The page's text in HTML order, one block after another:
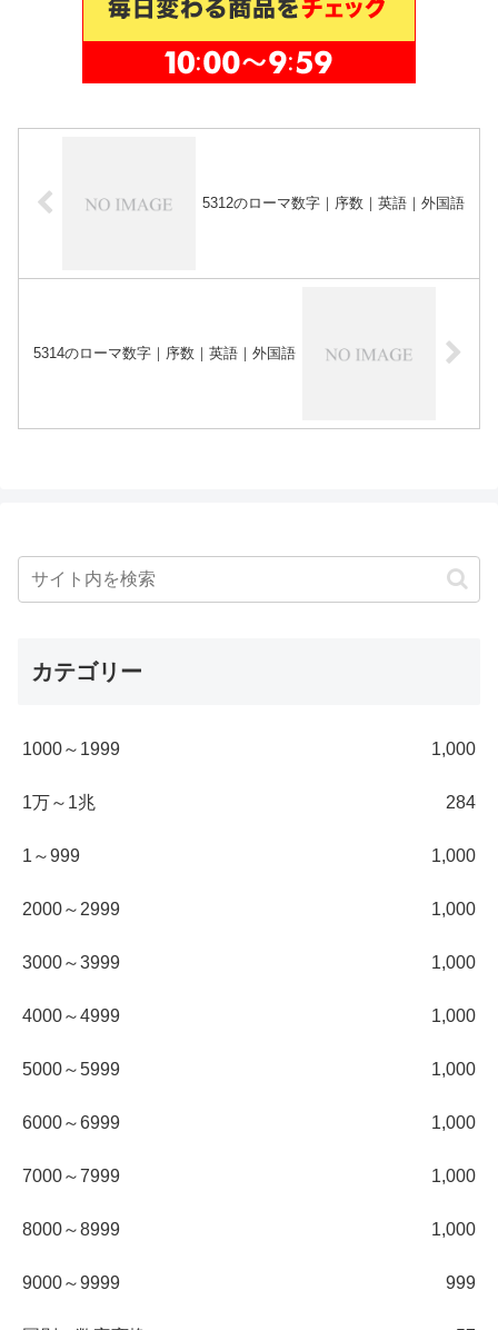
5312のローマ数字｜序数｜英語｜外国語
5314のローマ数字｜序数｜英語｜外国語
カテゴリー
1000～1999 1,000
1万～1兆 284
1～999 1,000
2000～2999 1,000
3000～3999 1,000
4000～4999 1,000
5000～5999 1,000
6000～6999 1,000
7000～7999 1,000
8000～8999 1,000
9000～9999 999